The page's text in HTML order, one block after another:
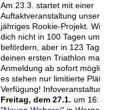
Am 23.3. startet mit einer
Auftaktveranstaltung unser dies
jähriges Rookie-Projekt. Wir
dich nicht in 100 Tagen um die
befördern, aber in 123 Tagen fit
deinen ersten Triathlon machen!
Anmeldung ab sofort möglich!
es stehen nur limitierte Plätze
Verfügung! Infoveranstaltung
Freitag, dem 27.1. um